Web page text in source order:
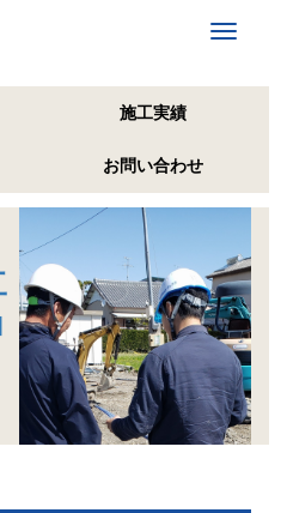
Toggle
施工実績
お問い合わせ